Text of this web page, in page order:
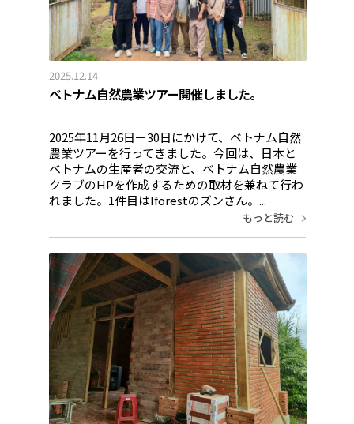
2025.12.14
ベトナム自然農業ツアー開催しました。
2025年11月26日ー30日にかけて、ベトナム自然
農業ツアーを行ってきました。今回は、日本と
ベトナムの生産者の交流と、ベトナム自然農業
クラブのHPを作成するための取材を兼ねて行わ
れました。1件目はIforestのズンさん。...
もっと読む